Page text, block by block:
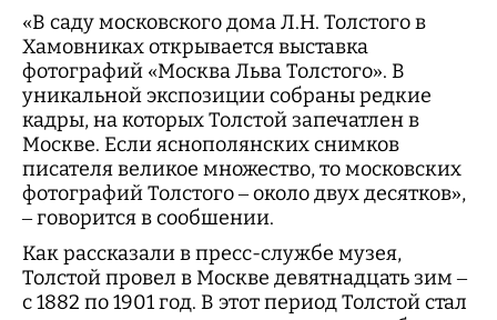
«В саду московского дома Л.Н. Толстого в
Хамовниках открывается выставка
фотографий «Москва Льва Толстого». В
уникальной экспозиции собраны редкие
кадры, на которых Толстой запечатлен в
Москве. Если яснополянских снимков
писателя великое множество, то московских
фотографий Толстого – около двух десятков»,
– говорится в сообшении.
Как рассказали в пресс-службе музея,
Толстой провел в Москве девятнадцать зим –
с 1882 по 1901 год. В этот период Толстой стал